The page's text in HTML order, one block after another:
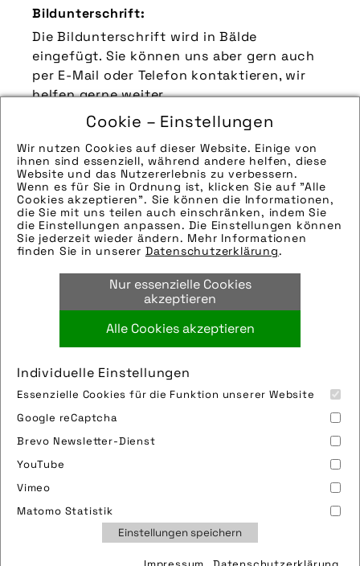
Cookie – Einstellungen
Wir nutzen Cookies auf dieser Website. Einige von
ihnen sind essenziell, während andere helfen, diese
Website und das Nutzererlebnis zu verbessern.
Wenn es für Sie in Ordnung ist, klicken Sie auf "Alle
Cookies akzeptieren". Sie können die Informationen,
die Sie mit uns teilen auch einschränken, indem Sie
die Einstellungen anpassen. Die Einstellungen können
Sie jederzeit wieder ändern. Mehr Informationen
finden Sie in unserer Datenschutzerklärung.
Nur essenzielle Cookies
akzeptieren
Alle Cookies akzeptieren
Individuelle Einstellungen
Essenzielle Cookies für die Funktion unserer Website
Google reCaptcha
Brevo Newsletter-Dienst
YouTube
Vimeo
Matomo Statistik
Einstellungen speichern
Bildunterschrift:
Die Bildunterschrift wird in Bälde
eingefügt. Sie können uns aber gern auch
per E-Mail oder Telefon kontaktieren, wir
helfen gerne weiter.
Zu verwendender Bildnachweis:
Quelle/Source: „www.sports-nut.de | pd-f“
Technik-Info:
Hinweise zur weiteren Recherche:
Modellname: Airmach Electric Mini Inflator
Pro
Hersteller: Muc-off
sortiment,sportsnut
Bild downloaden
Nutzungsbedingungen
Datenschutz
Cookies